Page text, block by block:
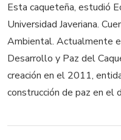
Esta caqueteña, estudió
Universidad Javeriana.
Ambiental. Actualmente
Desarrollo y Paz del
creación en el 2011,
construcción de paz en el